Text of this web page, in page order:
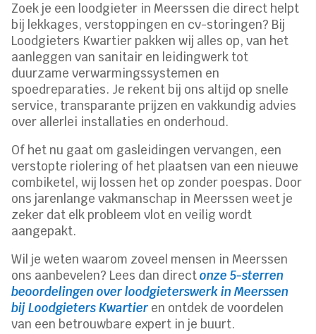
Zoek je een loodgieter in Meerssen die direct helpt
bij lekkages, verstoppingen en cv-storingen? Bij
Loodgieters Kwartier pakken wij alles op, van het
aanleggen van sanitair en leidingwerk tot
duurzame verwarmingssystemen en
spoedreparaties. Je rekent bij ons altijd op snelle
service, transparante prijzen en vakkundig advies
over allerlei installaties en onderhoud.
Of het nu gaat om gasleidingen vervangen, een
verstopte riolering of het plaatsen van een nieuwe
combiketel, wij lossen het op zonder poespas. Door
ons jarenlange vakmanschap in Meerssen weet je
zeker dat elk probleem vlot en veilig wordt
aangepakt.
Wil je weten waarom zoveel mensen in Meerssen
ons aanbevelen? Lees dan directonze 5-sterren
beoordelingen over loodgieterswerk in Meerssen
bij Loodgieters Kwartier en ontdek de voordelen
van een betrouwbare expert in je buurt.